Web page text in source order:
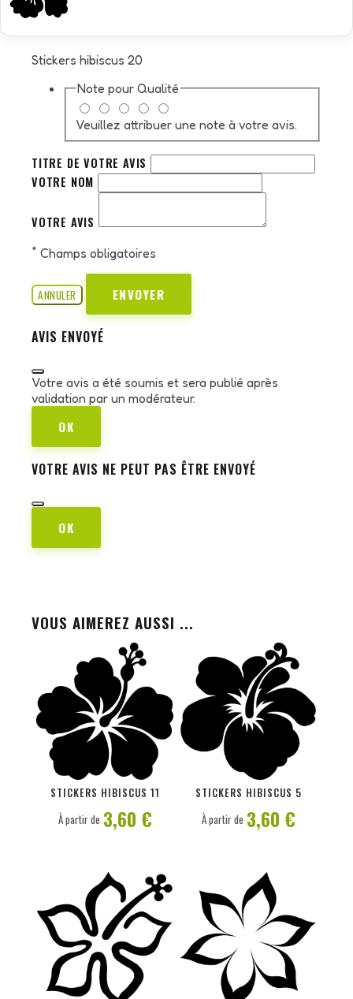
Stickers hibiscus 20
Note pour Qualité
Veuillez attribuer une note à votre avis.
TITRE DE VOTRE AVIS
VOTRE NOM
VOTRE AVIS
* Champs obligatoires
ANNULER ENVOYER
AVIS ENVOYÉ
Votre avis a été soumis et sera publié après
validation par un modérateur.
OK
VOTRE AVIS NE PEUT PAS ÊTRE ENVOYÉ
OK
VOUS AIMEREZ AUSSI ...
STICKERS HIBISCUS 11
PERSONNALISER
À partir de 3,60 €
STICKERS HIBISCUS 5
PERSONNALISER
À partir de 3,60 €